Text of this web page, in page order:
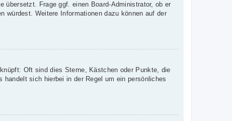
übersetzt. Frage ggf. einen Board-Administrator, ob er
würdest. Weitere Informationen dazu können auf der
Oft sind dies Sterne, Kästchen oder Punkte, die
sich hierbei in der Regel um ein persönliches